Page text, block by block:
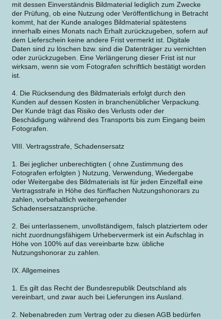
mit dessen Einverständnis Bildmaterial lediglich zum Zwecke
der Prüfung, ob eine Nutzung oder Veröffentlichung in Betracht
kommt, hat der Kunde analoges Bildmaterial spätestens
innerhalb eines Monats nach Erhalt zurückzugeben, sofern auf
dem Lieferschein keine andere Frist vermerkt ist. Digitale
Daten sind zu löschen bzw. sind die Datenträger zu vernichten
oder zurückzugeben. Eine Verlängerung dieser Frist ist nur
wirksam, wenn sie vom Fotografen schriftlich bestätigt worden
ist.
4. Die Rücksendung des Bildmaterials erfolgt durch den
Kunden auf dessen Kosten in branchenüblicher Verpackung.
Der Kunde trägt das Risiko des Verlusts oder der
Beschädigung während des Transports bis zum Eingang beim
Fotografen.
VIII. Vertragsstrafe, Schadensersatz
1. Bei jeglicher unberechtigten ( ohne Zustimmung des
Fotografen erfolgten ) Nutzung, Verwendung, Wiedergabe
oder Weitergabe des Bildmaterials ist für jeden Einzelfall eine
Vertragsstrafe in Höhe des fünffachen Nutzungshonorars zu
zahlen, vorbehaltlich weitergehender
Schadensersatzansprüche.
2. Bei unterlassenem, unvollständigem, falsch platziertem oder
nicht zuordnungsfähigem Urhebervermerk ist ein Aufschlag in
Höhe von 100% auf das vereinbarte bzw. übliche
Nutzungshonorar zu zahlen.
IX. Allgemeines
1. Es gilt das Recht der Bundesrepublik Deutschland als
vereinbart, und zwar auch bei Lieferungen ins Ausland.
2. Nebenabreden zum Vertrag oder zu diesen AGB bedürfen